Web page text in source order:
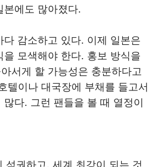
본에도 많아졌다.
감소하고 있다. 이제 일본은
모색해야 한다. 홍보 방식을
서게 할 가능성은 충분하다고
텔이나 대국장에 부채를 들고서
다. 그런 팬들을 볼 때 열정이